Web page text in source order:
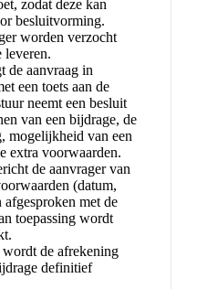
zodat deze kan
besluitvorming.
worden verzocht
leveren.
de aanvraag in
een toets aan de
neemt een besluit
van een bijdrage, de
mogelijkheid van een
extra voorwaarden.
de aanvrager van
(datum,
met de
toepassing wordt
de afrekening
definitief